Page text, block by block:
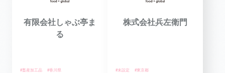
有限会社しゃぶ亭ま
る
#畜産加工品 #香川県
株式会社兵左衛門
#未設定 #東京都